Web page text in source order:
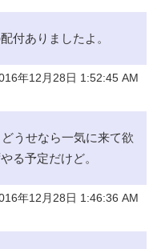
付ありましたよ。
年12月28日 1:52:45 AM
うせなら一気に来て欲
る予定だけど。
年12月28日 1:46:36 AM